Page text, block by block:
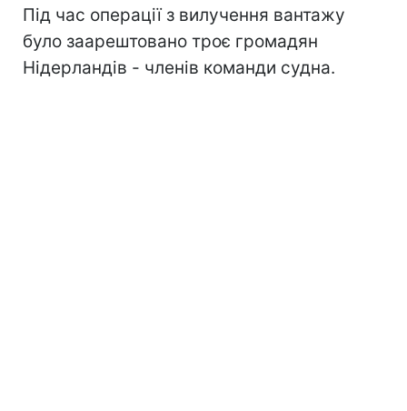
Під час операції з вилучення вантажу
було заарештовано троє громадян
Нідерландів - членів команди судна.